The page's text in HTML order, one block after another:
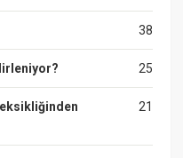
38
25
21
eksikliğinden